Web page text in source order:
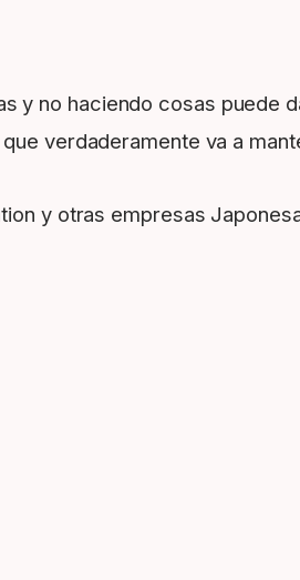
y no haciendo cosas puede
verdaderamente va a
y otras empresas